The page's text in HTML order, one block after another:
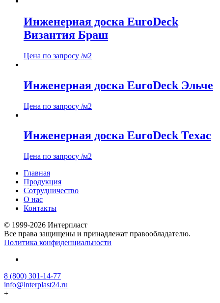
Инженерная доска EuroDeck
Византия Браш
Цена по запросу /м2
Инженерная доска EuroDeck Эльче
Цена по запросу /м2
Инженерная доска EuroDeck Техас
Цена по запросу /м2
Главная
Продукция
Сотрудничество
О нас
Контакты
© 1999-2026 Интерпласт
Все права защищены и принадлежат правообладателю.
Политика конфиденциальности
8 (800) 301-14-77
info@interplast24.ru
+